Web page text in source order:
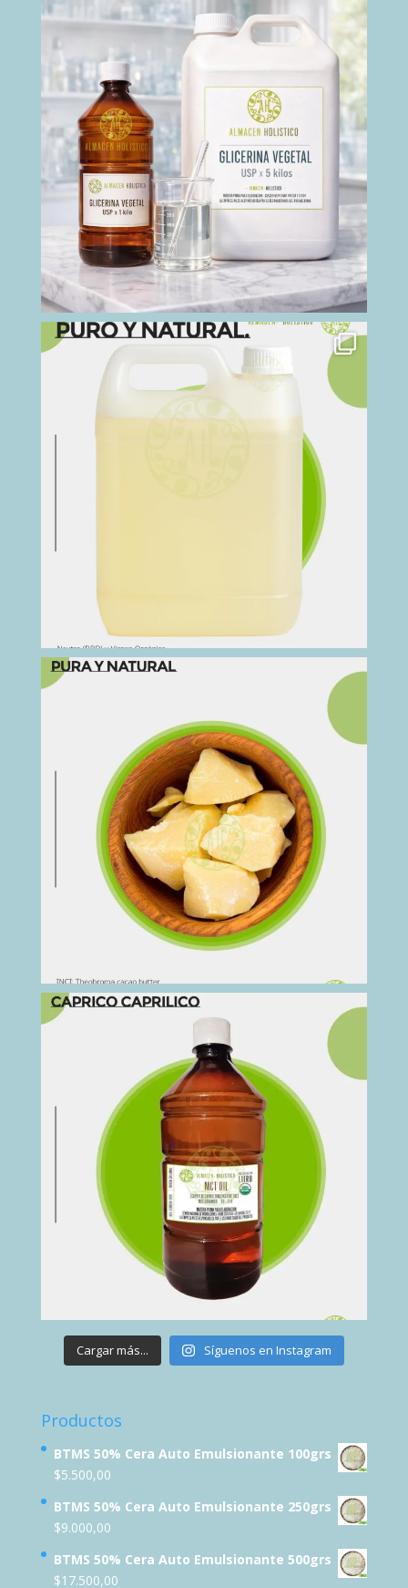
Cargar más... Síguenos en Instagram
Productos
BTMS 50% Cera Auto Emulsionante 100grs
$5.500,00
BTMS 50% Cera Auto Emulsionante 250grs
$9.000,00
BTMS 50% Cera Auto Emulsionante 500grs
$17.500,00